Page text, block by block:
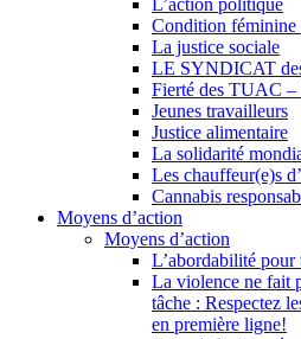
L’action politique
Condition féminine
La justice sociale
LE SYNDICAT
Fierté des TUAC –
Jeunes travailleurs
Justice alimentaire
La solidarité
Les chauffeur(e)s
Cannabis
Moyens d’action
Moyens d’action
L’abordabilité pour
La violence ne fait
tâche : Respectez
en première ligne!